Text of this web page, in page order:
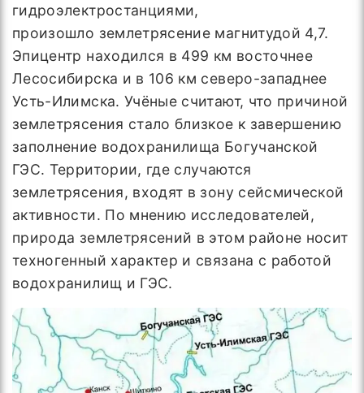
гидроэлектростанциями,
произошло землетрясение магнитудой 4,7.
Эпицентр находился в 499 км восточнее
Лесосибирска и в 106 км северо-западнее
Усть-Илимска. Учёные считают, что причиной
землетрясения стало близкое к завершению
заполнение водохранилища Богучанской
ГЭС. Территории, где случаются
землетрясения, входят в зону сейсмической
активности. По мнению исследователей,
природа землетрясений в этом районе носит
техногенный характер и связана с работой
водохранилищ и ГЭС.